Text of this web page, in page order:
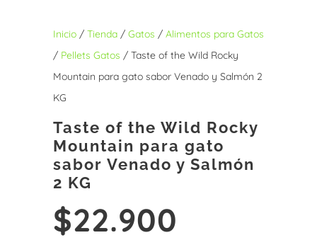
Inicio/ Tienda/ Gatos / Alimentos para Gatos
/ Pellets Gatos / Taste of the Wild Rocky
Mountain para gato sabor Venado y Salmón 2
KG
Taste of the Wild Rocky
Mountain para gato
sabor Venado y Salmón
2 KG
$22.900